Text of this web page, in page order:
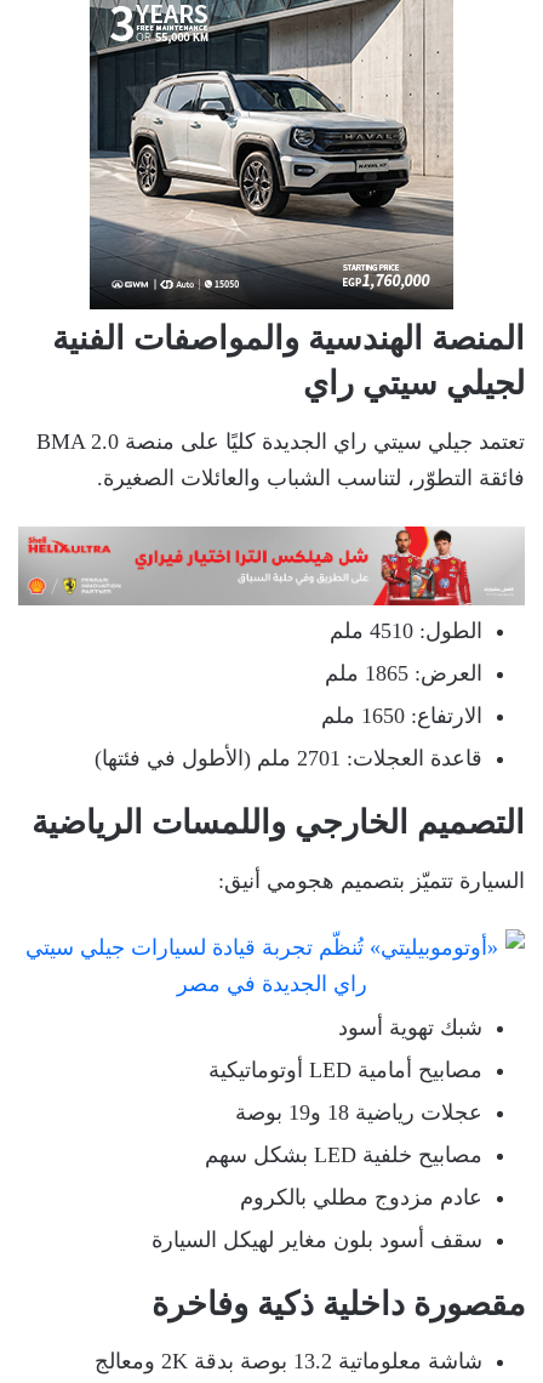
المنصة الهندسية والمواصفات الفنية
لجيلي سيتي راي
تعتمد جيلي سيتي راي الجديدة كليًا على منصة BMA 2.0
فائقة التطوّر، لتناسب الشباب والعائلات الصغيرة.
الطول: 4510 ملم
العرض: 1865 ملم
الارتفاع: 1650 ملم
قاعدة العجلات: 2701 ملم (الأطول في فئتها)
التصميم الخارجي واللمسات الرياضية
السيارة تتميّز بتصميم هجومي أنيق:
شبك تهوية أسود
مصابيح أمامية LED أوتوماتيكية
عجلات رياضية 18 و19 بوصة
مصابيح خلفية LED بشكل سهم
عادم مزدوج مطلي بالكروم
سقف أسود بلون مغاير لهيكل السيارة
مقصورة داخلية ذكية وفاخرة
شاشة معلوماتية 13.2 بوصة بدقة 2K ومعالج